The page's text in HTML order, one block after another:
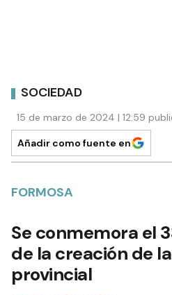
SOCIEDAD
15 de marzo de 2024 | 12:59
Añadir como fuente en
FORMOSA
Se conmemora el
de la creación de
provincial